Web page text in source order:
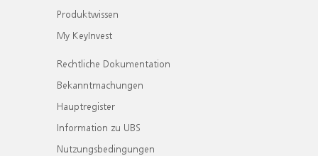
Produktwissen
My KeyInvest
Rechtliche Dokumentation
Bekanntmachungen
Hauptregister
Information zu UBS
Nutzungsbedingungen